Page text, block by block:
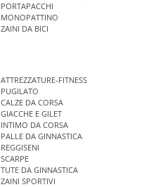
PORTAPACCHI
MONOPATTINO
ZAINI DA BICI
ATTREZZATURE-FITNESS
PUGILATO
CALZE DA CORSA
GIACCHE E GILET
INTIMO DA CORSA
PALLE DA GINNASTICA
REGGISENI
SCARPE
TUTE DA GINNASTICA
ZAINI SPORTIVI